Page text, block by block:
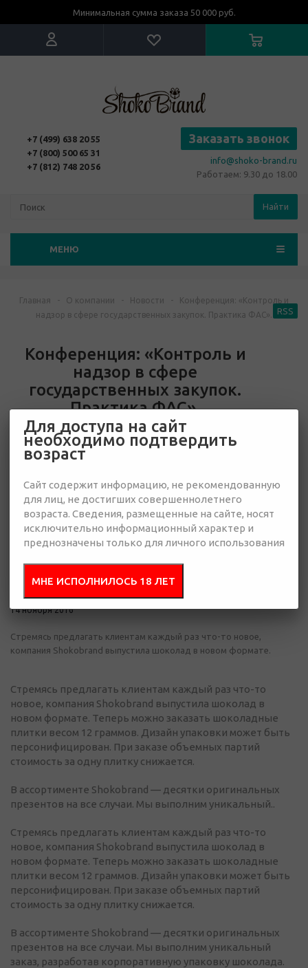
Минимальная сумма заказа 50 000 руб.
+7 (499) 638 20 55
+7 (800) 500 65 31
+7 (812) 748 20 56
Заказать звонок
info@shoko-brand.ru
Работаем: 9.30 до 18.00
Найти
МЕНЮ
Главная - О компании - Новости -
Конференция: «Контроль и
надзор в сфере государственных закупок. Практика ФАС».
Конференция: «Контроль и
надзор в сфере
государственных закупок.
Практика ФАС».
RSS
14 ноября 2016
Стремясь предлагать клиентам каждый раз что-то новое,
компания Shokobrand выпустила шоколад в новом формате.
Стремясь предлагать клиентам каждый раз что-то
новое, компания Shokobrand выпустила шоколад в
новом формате. Теперь можно заказать шоколадные
плитки весом 12 граммов. Дизайн упаковки может быть
персонифицирован. При заказе объемных партий
стоимость за одну плитку снижается.
В ассортименте Shokobrand — десятки оригинальных
презентов на все случаи. Мы выполним уникальный..
Стремясь предлагать клиентам каждый раз что-то
новое, компания Shokobrand выпустила шоколад в
новом формате. Теперь можно заказать шоколадные
плитки весом 12 граммов. Дизайн упаковки может быть
персонифицирован. При заказе объемных партий
стоимость за одну плитку снижается.
В ассортименте Shokobrand — десятки оригинальных
презентов на все случаи. Мы выполним уникальный
заказ, разработав корпоративную упаковку шоколада.
Для доступа на сайт
необходимо подтвердить
возраст
Сайт содержит информацию, не рекомендованную
для лиц, не достигших совершеннолетнего
возраста. Сведения, размещенные на сайте, носят
исключительно информационный характер и
преднозначены только для личного использования
МНЕ ИСПОЛНИЛОСЬ 18 ЛЕТ